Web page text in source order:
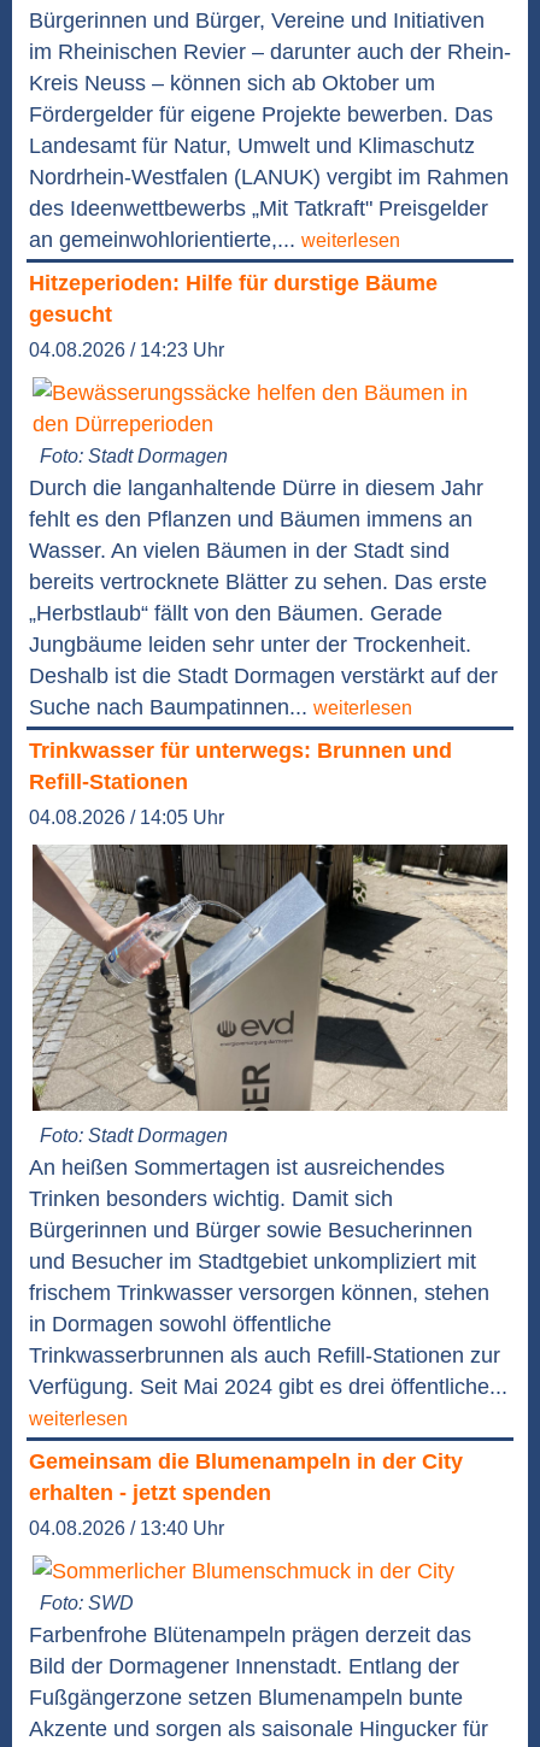
Bürgerinnen und Bürger, Vereine und Initiativen
im Rheinischen Revier – darunter auch der Rhein-
Kreis Neuss – können sich ab Oktober um
Fördergelder für eigene Projekte bewerben. Das
Landesamt für Natur, Umwelt und Klimaschutz
Nordrhein-Westfalen (LANUK) vergibt im Rahmen
des Ideenwettbewerbs „Mit Tatkraft" Preisgelder
an gemeinwohlorientierte,... weiterlesen
Hitzeperioden: Hilfe für durstige Bäume
gesucht
04.08.2026 / 14:23 Uhr
Foto: Stadt Dormagen
Durch die langanhaltende Dürre in diesem Jahr
fehlt es den Pflanzen und Bäumen immens an
Wasser. An vielen Bäumen in der Stadt sind
bereits vertrocknete Blätter zu sehen. Das erste
„Herbstlaub“ fällt von den Bäumen. Gerade
Jungbäume leiden sehr unter der Trockenheit.
Deshalb ist die Stadt Dormagen verstärkt auf der
Suche nach Baumpatinnen... weiterlesen
Trinkwasser für unterwegs: Brunnen und
Refill-Stationen
04.08.2026 / 14:05 Uhr
Foto: Stadt Dormagen
An heißen Sommertagen ist ausreichendes
Trinken besonders wichtig. Damit sich
Bürgerinnen und Bürger sowie Besucherinnen
und Besucher im Stadtgebiet unkompliziert mit
frischem Trinkwasser versorgen können, stehen
in Dormagen sowohl öffentliche
Trinkwasserbrunnen als auch Refill-Stationen zur
Verfügung. Seit Mai 2024 gibt es drei öffentliche...
weiterlesen
Gemeinsam die Blumenampeln in der City
erhalten - jetzt spenden
04.08.2026 / 13:40 Uhr
Foto: SWD
Farbenfrohe Blütenampeln prägen derzeit das
Bild der Dormagener Innenstadt. Entlang der
Fußgängerzone setzen Blumenampeln bunte
Akzente und sorgen als saisonale Hingucker für